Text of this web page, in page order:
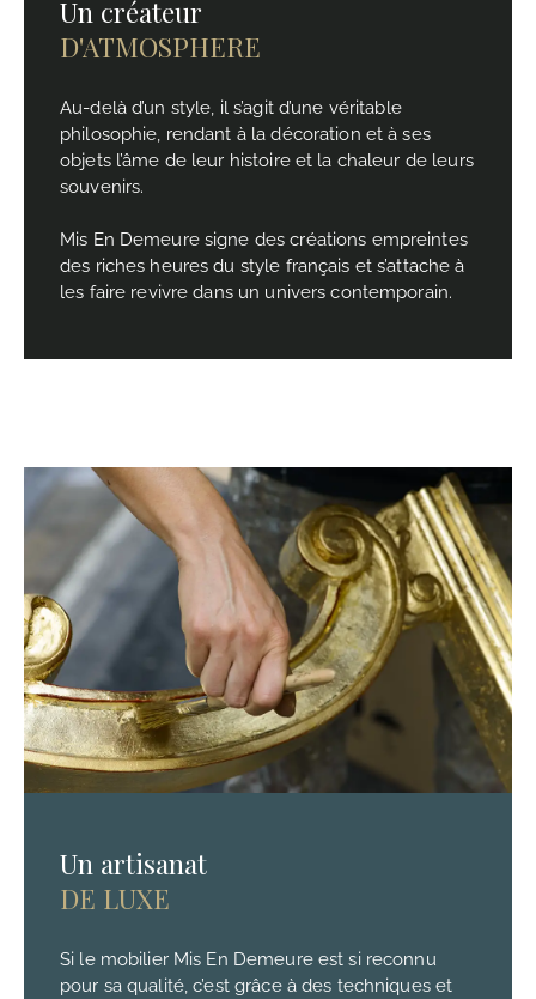
Un créateur
D'ATMOSPHERE
Au-delà d’un style, il s’agit d’une véritable
philosophie, rendant à la décoration et à ses
objets l’âme de leur histoire et la chaleur de leurs
souvenirs.
Mis En Demeure signe des créations empreintes
des riches heures du style français et s’attache à
les faire revivre dans un univers contemporain.
Un artisanat
DE LUXE
Si le mobilier Mis En Demeure est si reconnu
pour sa qualité, c’est grâce à des techniques et